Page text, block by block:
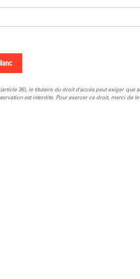
36), le titulaire du droit d'accès peut exiger que
est interdite. Pour exercer ce droit, merci de